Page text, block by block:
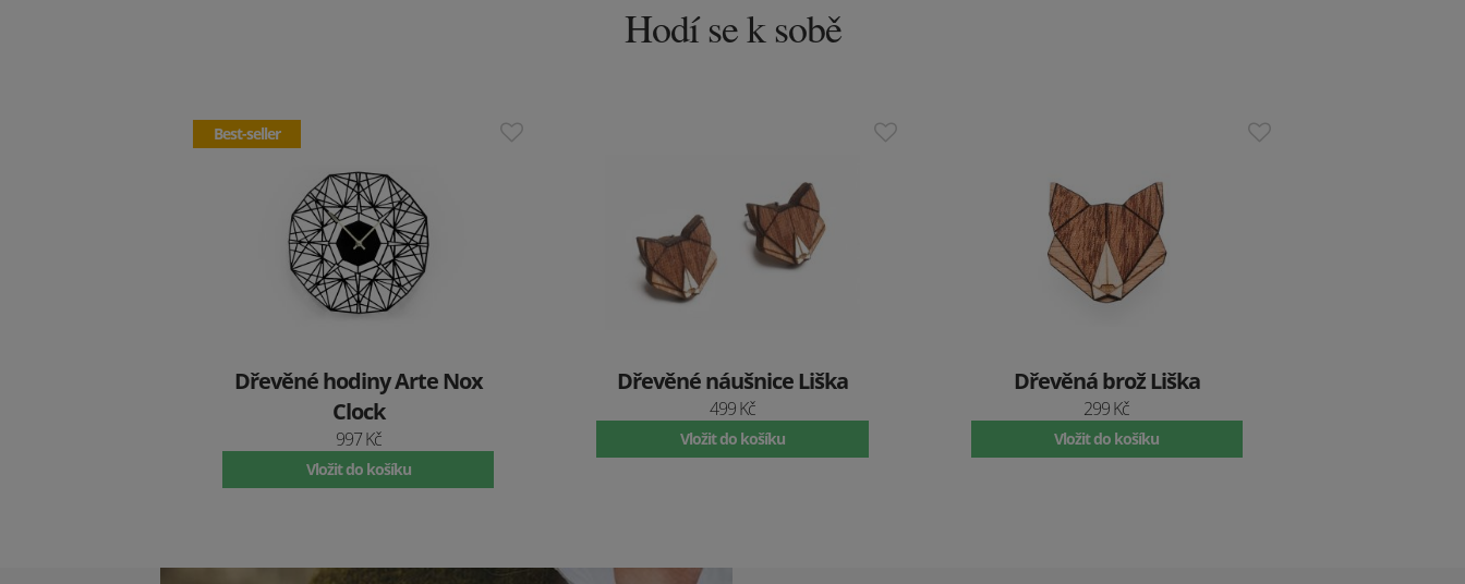
Hodí se k sobě
Best-seller
Dřevěné hodiny Arte Nox
Clock
997 Kč
Vložit do košíku
Dřevěné náušnice Liška
499 Kč
Vložit do košíku
Dřevěná brož Liška
299 Kč
Vložit do košíku